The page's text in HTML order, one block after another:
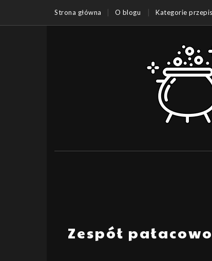
Strona główna O blogu Kategorie
Zespół